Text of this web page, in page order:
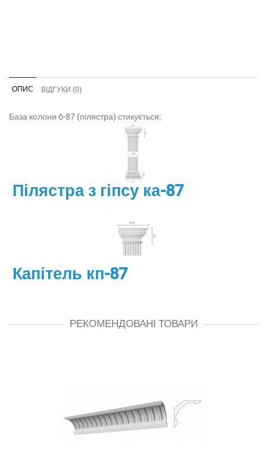
ОПИС ВІДГУКИ (0)
База колони б-87 (пілястра) стикується:
Пілястра з гіпсу ка-87
Капітель кп-87
РЕКОМЕНДОВАНІ ТОВАРИ